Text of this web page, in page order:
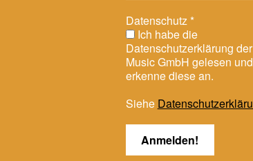
Datenschutz*
Ich habe die
Datenschutzerklärung
Music GmbH gelesen und
erkenne diese an.
Siehe